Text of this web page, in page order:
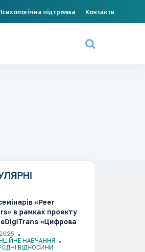
підтримка Контакти
«Peer
в рамках проекту
«Цифрова
медичної
в Україні»НАВЧАННЯ
ВІДНОСИНИ